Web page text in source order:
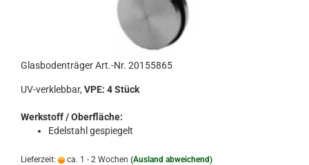
Glasbodenträger Art.-Nr. 20155865
UV-verklebbar, VPE: 4 Stück
Werkstoff / Oberfläche:
Edelstahl gespiegelt
Lieferzeit: ca. 1 - 2 Wochen (Ausland abweichend)